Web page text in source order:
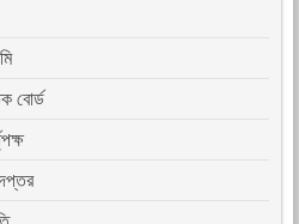
বোর্ড